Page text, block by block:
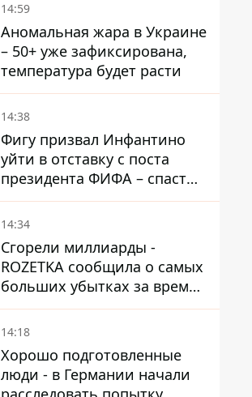
14:59
Аномальная жара в Украине
– 50+ уже зафиксирована,
температура будет расти
14:38
Фигу призвал Инфантино
уйти в отставку с поста
президента ФИФА – спасти
футбол еще не поздно
14:34
Сгорели миллиарды -
ROZETKA сообщила о самых
больших убытках за время
существования компании
14:18
Хорошо подготовленные
люди - в Германии начали